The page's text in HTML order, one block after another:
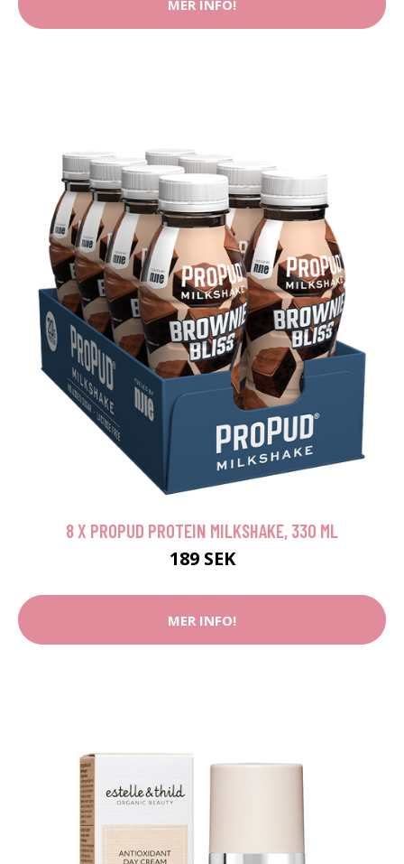
MER INFO!
8 X PROPUD PROTEIN MILKSHAKE, 330 ML
189 SEK
MER INFO!